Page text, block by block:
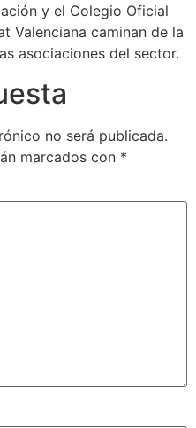
y el Colegio Oficial
Valenciana caminan de la
asociaciones del sector.
no será publicada.
marcados con *